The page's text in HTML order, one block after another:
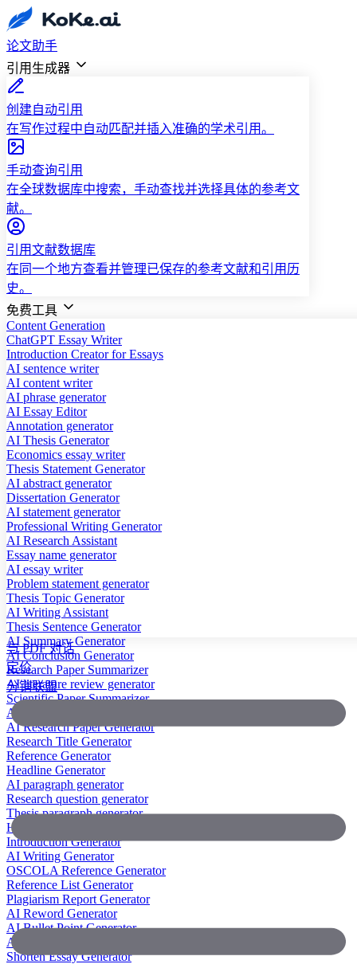
论文助手
引用生成器
创建自动引用
在写作过程中自动匹配并插入准确的学术引用。
手动查询引用
在全球数据库中搜索，手动查找并选择具体的参考文
献。
引用文献数据库
在同一个地方查看并管理已保存的参考文献和引用历
史。
免费工具
Content Generation
ChatGPT Essay Writer
Introduction Creator for Essays
AI sentence writer
AI content writer
AI phrase generator
AI Essay Editor
Annotation generator
AI Thesis Generator
Economics essay writer
Thesis Statement Generator
AI abstract generator
Dissertation Generator
AI statement generator
Professional Writing Generator
AI Research Assistant
Essay name generator
AI essay writer
Problem statement generator
Thesis Topic Generator
AI Writing Assistant
Thesis Sentence Generator
AI Summary Generator
AI Conclusion Generator
Research Paper Summarizer
AI literature review generator
Scientific Paper Summarizer
AI case study generator
AI Research Paper Generator
Research Title Generator
Reference Generator
Headline Generator
AI paragraph generator
Research question generator
Thesis paragraph generator
Hypothesis generator
Introduction Generator
AI Writing Generator
OSCOLA Reference Generator
Reference List Generator
Plagiarism Report Generator
AI Reword Generator
AI Bullet Point Generator
AI Legal Writing Generator
Shorten Essay Generator
与 PDF 对话
定价
分销联盟